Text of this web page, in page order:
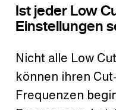
Ist jeder Low
Einstellungen
Nicht alle Low
können ihren
Frequenzen